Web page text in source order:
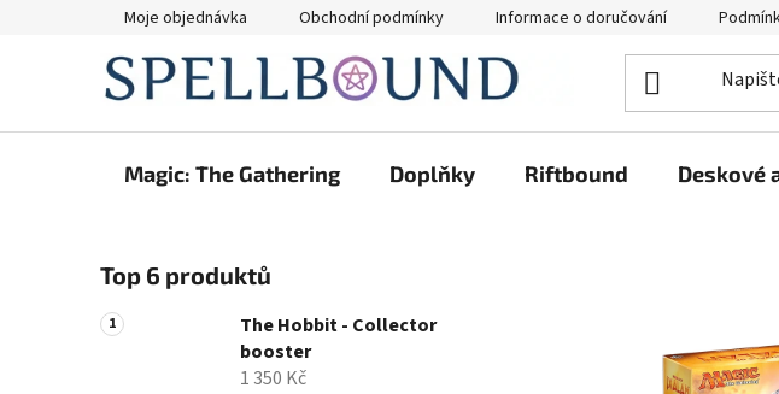
Moje objednávka Obchodní podmínky Informace o doručování
Magic: The Gathering Doplňky Riftbound Deskové
o
s
t
Top 6 produktů
The Hobbit - Collector
booster
1 350 Kč